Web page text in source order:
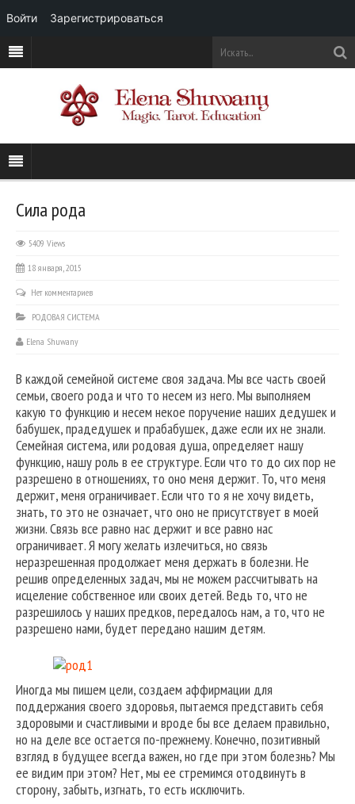
Сила рода
5409 Views
18 января, 2015
Нет комментариев
РОДОВАЯ СИСТЕМА
Elena Shuwany
В каждой семейной системе своя задача. Мы все часть своей
семьи, своего рода и что то несем из него. Мы выполняем
какую то функцию и несем некое поручение наших дедушек и
бабушек, прадедушек и прабабушек, даже если их не знали.
Семейная система, или родовая душа, определяет нашу
функцию, нашу роль в ее структуре. Если что то до сих пор не
разрешено в отношениях, то оно меня держит. То, что меня
держит, меня ограничивает. Если что то я не хочу видеть,
знать, то это не означает, что оно не присутствует в моей
жизни. Связь все равно нас держит и все равно нас
ограничивает. Я могу желать излечиться, но связь
неразрешенная продолжает меня держать в болезни. Не
решив определенных задач, мы не можем рассчитывать на
исцеление собственное или своих детей. Ведь то, что не
разрешилось у наших предков, передалось нам, а то, что не
разрешено нами, будет передано нашим детям.
Иногда мы пишем цели, создаем аффирмации для
поддержания своего здоровья, пытаемся представить себя
здоровыми и счастливыми и вроде бы все делаем правильно,
но на деле все остается по-прежнему. Конечно, позитивный
взгляд в будущее всегда важен, но где при этом болезнь? Мы
ее видим при этом? Нет, мы ее стремимся отодвинуть в
сторону, забыть, изгнать, то есть исключить.
Войти Зарегистрироваться